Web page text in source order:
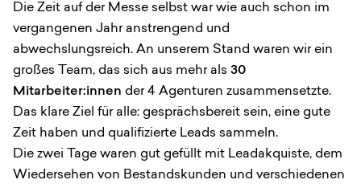
Die Zeit auf der Messe selbst war wie auch schon im
vergangenen Jahr anstrengend und
abwechslungsreich. An unserem Stand waren wir ein
großes Team, das sich aus mehr als 30
Mitarbeiter:innen der 4 Agenturen zusammensetzte.
Das klare Ziel für alle: gesprächsbereit sein, eine gute
Zeit haben und qualifizierte Leads sammeln.
Die zwei Tage waren gut gefüllt mit Leadakquiste, dem
Wiedersehen von Bestandskunden und verschiedenen